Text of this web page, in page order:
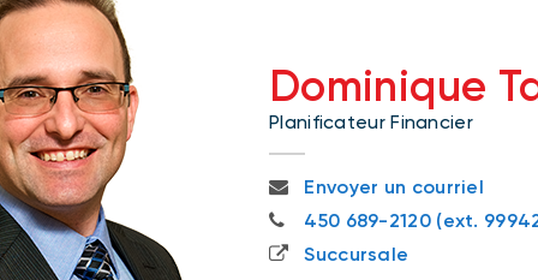
Dominique
Planificateur Financier
dominique.tardif@bnc.ca
Envoyer un courriel
450 689-2120
450 689-2120 (ext.
Succursale